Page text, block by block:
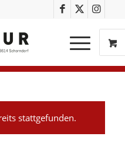
stattgefunden.